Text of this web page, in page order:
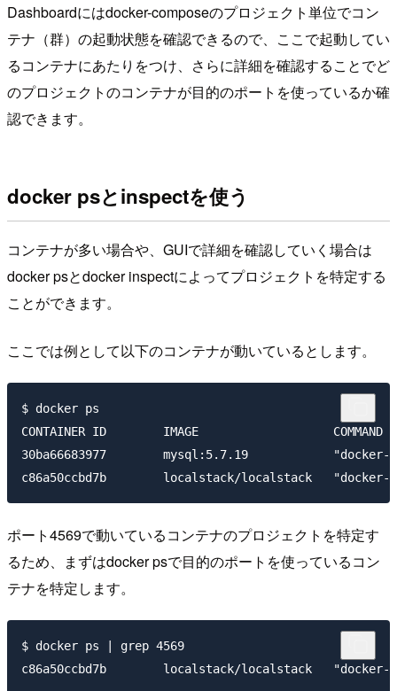
Dashboardにはdocker-composeのプロジェクト単位でコン
テナ（群）の起動状態を確認できるので、ここで起動してい
るコンテナにあたりをつけ、さらに詳細を確認することでど
のプロジェクトのコンテナが目的のポートを使っているか確
認できます。
docker psとinspectを使う
コンテナが多い場合や、GUIで詳細を確認していく場合は
docker psとdocker inspectによってプロジェクトを特定する
ことができます。
ここでは例として以下のコンテナが動いているとします。
$ docker ps
CONTAINER ID        IMAGE
30ba66683977        mysql:5.7.19
ポート4569で動いているコンテナのプロジェクトを特定す
るため、まずはdocker psで目的のポートを使っているコン
テナを特定します。
$ docker ps | grep 4569